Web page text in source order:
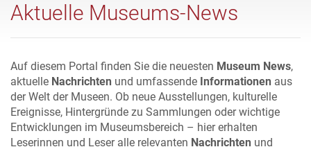
Aktuelle Museums-News
Auf diesem Portal finden Sie die neuesten Museum News,
aktuelle Nachrichten und umfassende Informationen aus
der Welt der Museen. Ob neue Ausstellungen, kulturelle
Ereignisse, Hintergründe zu Sammlungen oder wichtige
Entwicklungen im Museumsbereich – hier erhalten
Leserinnen und Leser alle relevanten Nachrichten und